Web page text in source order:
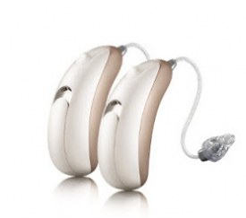
Snel zoeken
Signia hoortoestellen
Signia Pure BCT IX
Hoortoestelbatterijen
Widex filters
Signia Active Mini IX - Oplaadbaar
De Signia Active Mini IX is het nieuwste